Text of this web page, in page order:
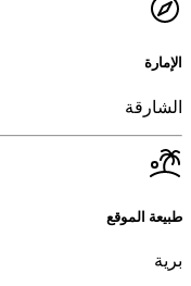
الإمارة
الشارقة
طبيعة الموقع
برية